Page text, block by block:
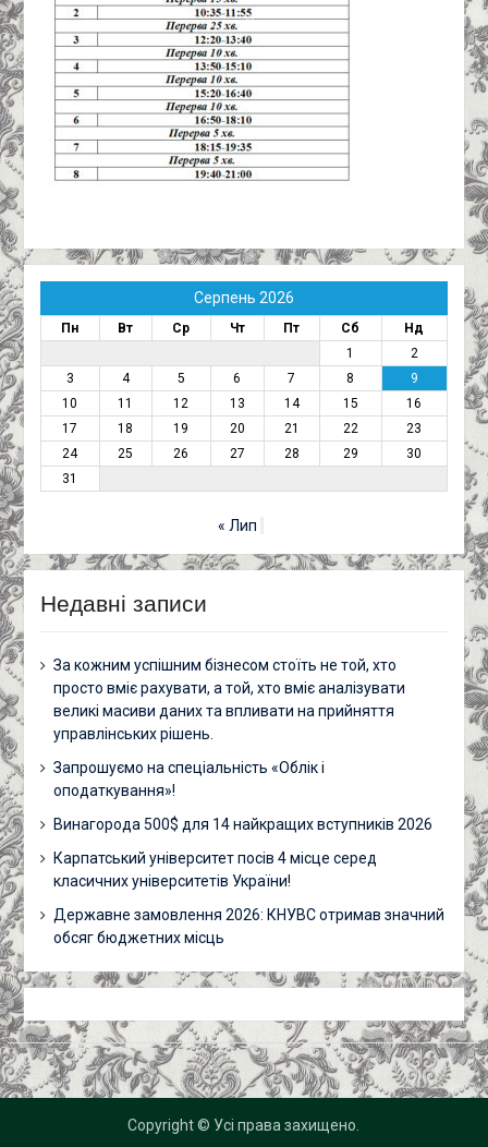
Серпень 2026
Пн Вт Ср Чт Пт Сб
Нд
1
2
3
4 5 6 7 8
9
10
11 12 13 14 15
16
17
18 19 20 21 22
23
24
25 26 27 28 29
30
31
« Лип
Недавні записи
За кожним успішним бізнесом стоїть не той, хто
просто вміє рахувати, а той, хто вміє аналізувати
великі масиви даних та впливати на прийняття
управлінських рішень.
Запрошуємо на спеціальність «Облік і
оподаткування»!
Винагорода 500$ для 14 найкращих вступників 2026
Карпатський університет посів 4 місце серед
класичних університетів України!
Державне замовлення 2026: КНУВС отримав значний
обсяг бюджетних місць
Copyright © Усі права захищено.